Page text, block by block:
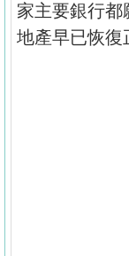
家主要銀行都
地產早已恢復